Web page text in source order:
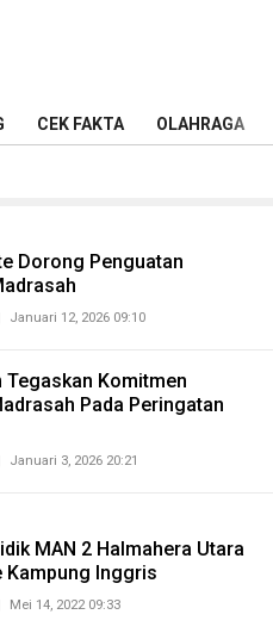
CEK FAKTA OLAHRAGA
Dorong Penguatan
Januari 12, 2026 09:10
Tegaskan Komitmen
Pada Peringatan
Januari 3, 2026 20:21
MAN 2 Halmahera Utara
Kampung Inggris
Mei 14, 2022 09:33